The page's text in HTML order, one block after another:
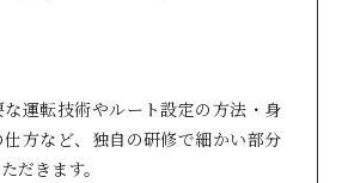
運転技術やルート設定の方法・身
方など、独自の研修で細かい部分
だきます。